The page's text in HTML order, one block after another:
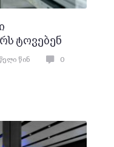
ტოვებენ
წინ 0